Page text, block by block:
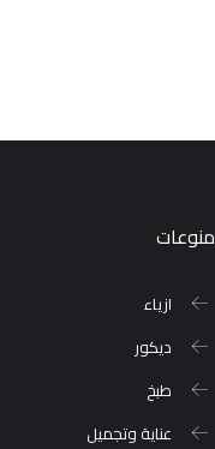
منوعات
ازياء
ديكور
طبخ
عناية وتجميل